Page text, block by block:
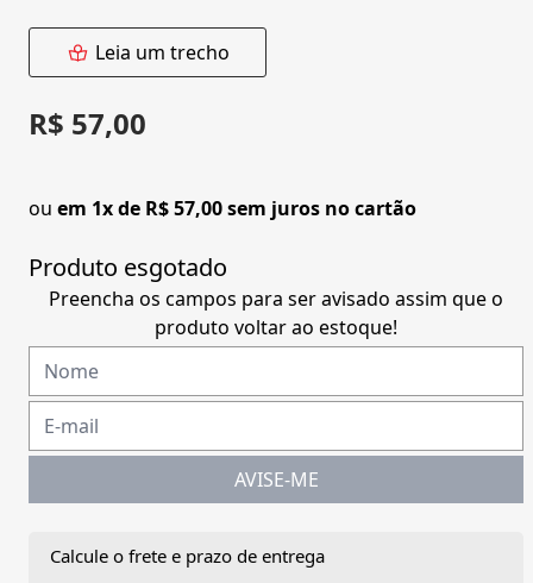
Leia um trecho
R$ 57,00
ou em 1x de R$ 57,00 sem juros no cartão
Produto esgotado
Preencha os campos para ser avisado assim que o
produto voltar ao estoque!
AVISE-ME
Calcule o frete e prazo de entrega